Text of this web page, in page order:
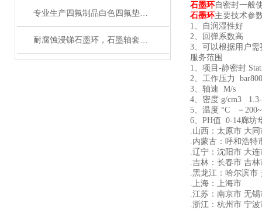
专业生产四氟制品白色四氟垫，黑色四氟垫圈厂家
耐腐蚀浸锑石墨环，石墨轴套生产厂家
石墨环自密封一般
石墨环主要技术参
1、自润湿性好
2、回弹系数高
3、可以根据用户需
服务范围
1、项目-静密封
2、工作压力 bar800
3、轴速 M/s
4、密度 g/cm3
5、温度 °C
－
6、PH值 0-14廊坊
.山西：太原市 大
.内蒙古：呼和浩特
.辽宁：沈阳市 大
.吉林：长春市 吉
.黑龙江：哈尔滨市
.上海：上海市
.江苏：南京市 无
.浙江：杭州市 宁